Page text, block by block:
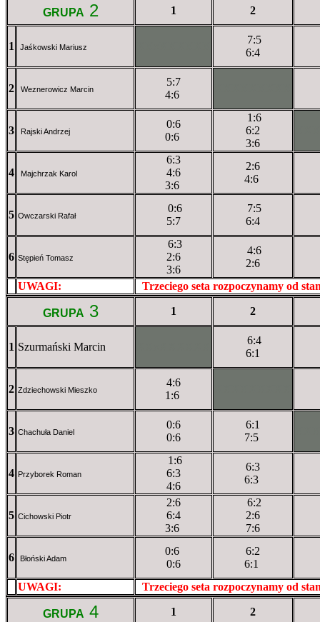
GRUPA 2 1 2
1 Jaśkowski Mariusz
7:5
6:4
2 Weznerowicz Marcin
5:7
4:6
3 Rajski Andrzej
0:6
0:6
1:6
6:2
3:6
4 Majchrzak Karol
6:3
4:6
3:6
2:6
4:6
5 Owczarski Rafał
0:6
5:7
7:5
6:4
6 Stępień Tomasz
6:3
2:6
3:6
4:6
2:6
UWAGI:
Trzeciego seta rozpoczynamy od
GRUPA 3 1 2
1 Szurmański Marcin
6:4
6:1
2 Zdziechowski Mieszko
4:6
1:6
3 Chachuła Daniel
0:6
0:6
6:1
7:5
4 Przyborek Roman
1:6
6:3
4:6
6:3
6:3
5 Cichowski Piotr
2:6
6:4
3:6
6:2
2:6
7:6
6 Błoński Adam
0:6
6:2
6:1
UWAGI:
Trzeciego seta rozpoczynamy od
GRUPA 4 1 2